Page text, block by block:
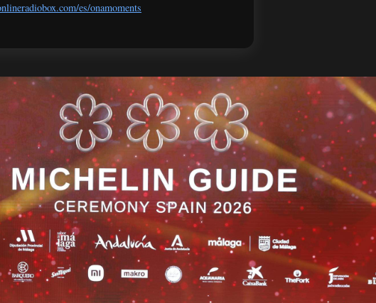
es/onamoments